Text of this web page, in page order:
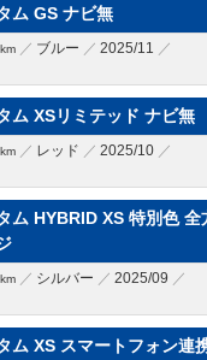
ム GS ナビ無
km ブルー
2025/11
ム XSリミテッド ナビ無
km レッド
2025/10
ム HYBRID XS 特別色 全
km シルバー
2025/09
ム XS スマートフォン連